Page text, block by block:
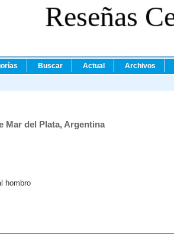
Reseñas
Buscar Actual Archivos
Mar del Plata, Argentina
hombro